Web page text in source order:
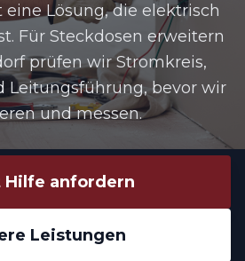
Lösung, die elektrisch
Für Steckdosen erweitern
prüfen wir Stromkreis,
Leitungsführung, bevor wir
und messen.
Hilfe anfordern
Leistungen